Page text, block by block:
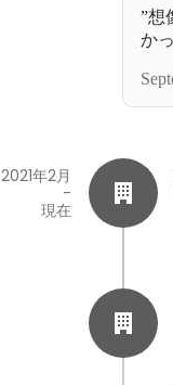
”想
か
2021年2月
-
現在